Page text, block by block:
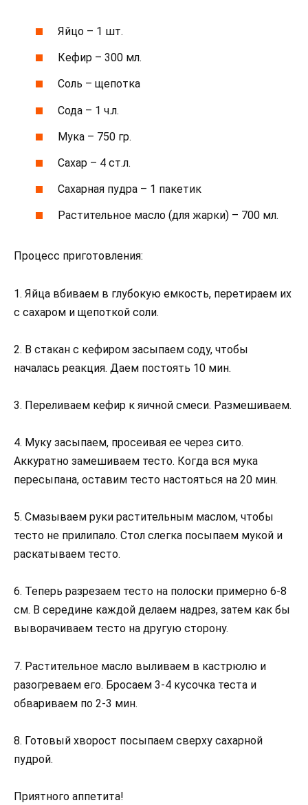
Яйцо – 1 шт.
Кефир – 300 мл.
Соль – щепотка
Сода – 1 ч.л.
Мука – 750 гр.
Сахар – 4 ст.л.
Сахарная пудра – 1 пакетик
Растительное масло (для жарки) – 700 мл.
Процесс приготовления:
1. Яйца вбиваем в глубокую емкость, перетираем их
с сахаром и щепоткой соли.
2. В стакан с кефиром засыпаем соду, чтобы
началась реакция. Даем постоять 10 мин.
3. Переливаем кефир к яичной смеси. Размешиваем.
4. Муку засыпаем, просеивая ее через сито.
Аккуратно замешиваем тесто. Когда вся мука
пересыпана, оставим тесто настояться на 20 мин.
5. Смазываем руки растительным маслом, чтобы
тесто не прилипало. Стол слегка посыпаем мукой и
раскатываем тесто.
6. Теперь разрезаем тесто на полоски примерно 6-8
см. В середине каждой делаем надрез, затем как бы
выворачиваем тесто на другую сторону.
7. Растительное масло выливаем в кастрюлю и
разогреваем его. Бросаем 3-4 кусочка теста и
обвариваем по 2-3 мин.
8. Готовый хворост посыпаем сверху сахарной
пудрой.
Приятного аппетита!